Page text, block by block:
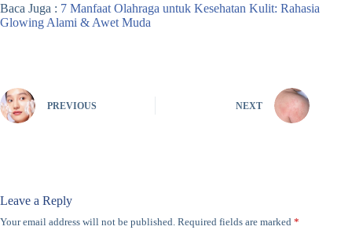
Baca Juga : 7 Manfaat Olahraga untuk Kesehatan Kulit: Rahasia
Glowing Alami & Awet Muda
PREVIOUS NEXT
Leave a Reply
Your email address will not be published. Required fields are marked *